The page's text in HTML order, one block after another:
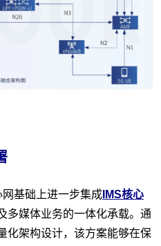
网基础上进一步集成 IMS核心
多媒体业务的一体化承载。通
化架构设计，该方案能够在保
另一个 NF 实例。注册信息包
、服务列表等。
更多